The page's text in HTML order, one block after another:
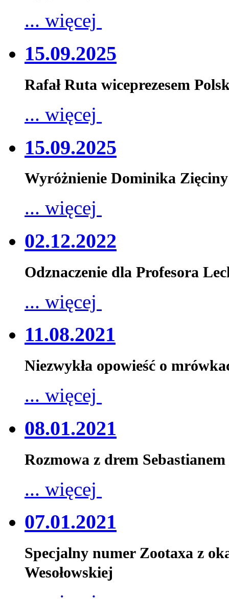
... więcej
15.09.2025
Rafał Ruta wiceprezesem
... więcej
15.09.2025
Wyróżnienie Dominika Zięciny
... więcej
02.12.2022
Odznaczenie dla Profesora
... więcej
11.08.2021
Niezwykła opowieść o
... więcej
08.01.2021
Rozmowa z drem
... więcej
07.01.2021
Specjalny numer Zootaxa z
Wesołowskiej